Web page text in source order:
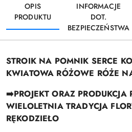
OPIS
PRODUKTU
INFORMACJE
DOT.
BEZPIECZEŃSTWA
STROIK NA POMNIK SERCE
KWIATOWA RÓŻOWE RÓŻE
➡️PROJEKT ORAZ
WIELOLETNIA TRADYCJA
RĘKODZIEŁO